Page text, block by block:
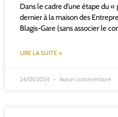
Dans le cadre d’une étape du
dernier à la maison des
Blagis-Gare (sans associer le
LIRE LA SUITE »
24/01/2024 Aucun commentaire